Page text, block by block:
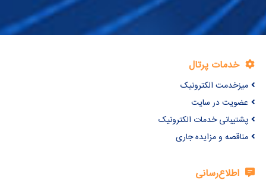
خدمات پرتال
میزخدمت الکترونیک
عضویت در سایت
پشتیبانی خدمات الکترونیک
مناقصه و مزایده جاری
اطلاع‌رسانی